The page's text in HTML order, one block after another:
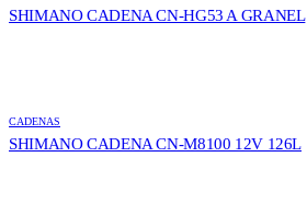
SHIMANO CADENA CN-HG53 A GRANEL
CADENAS
SHIMANO CADENA CN-M8100 12V 126L